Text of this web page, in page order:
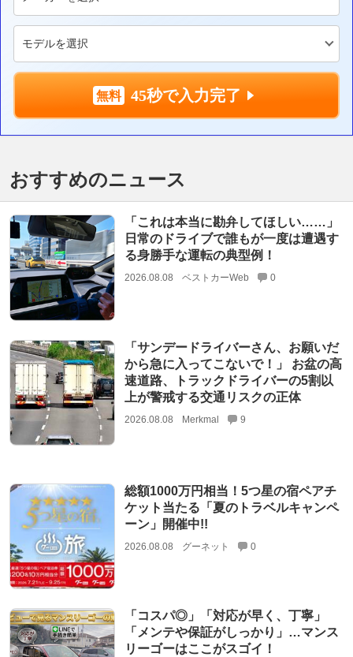
45秒で入力完了
おすすめのニュース
「これは本当に勘弁してほしい……」
日常のドライブで誰もが一度は遭遇す
る身勝手な運転の典型例！
2026.08.08 ベストカーWeb 0
「サンデードライバーさん、お願いだ
から急に入ってこないで！」 お盆の高
速道路、トラックドライバーの5割以
上が警戒する交通リスクの正体
2026.08.08 Merkmal 9
総額1000万円相当！5つ星の宿ペアチ
ケット当たる「夏のトラベルキャンペ
ーン」開催中!!
2026.08.08 グーネット 0
「コスパ◎」「対応が早く、丁寧」
「メンテや保証がしっかり」…マンス
リーゴーはここがスゴイ！